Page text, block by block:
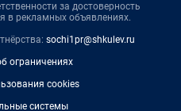
за достоверность
в рекламных объявлениях.
sochi1pr@shkulev.ru
ограничениях
cookies
системы